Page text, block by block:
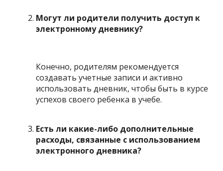
Могут ли родители получить доступ к
электронному дневнику?
Конечно, родителям рекомендуется
создавать учетные записи и активно
использовать дневник, чтобы быть в курсе
успехов своего ребенка в учебе.
Есть ли какие-либо дополнительные
расходы, связанные с использованием
электронного дневника?